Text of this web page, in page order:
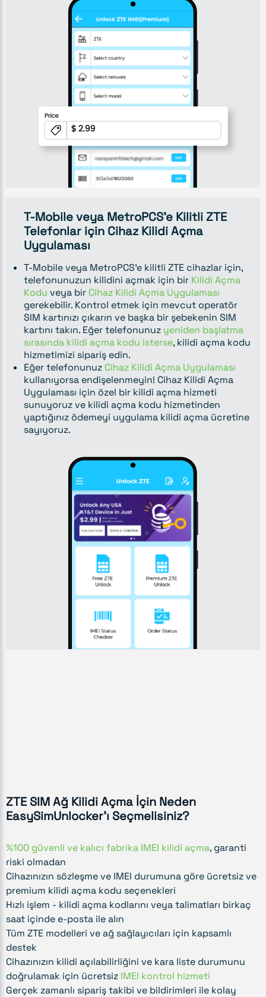
T-Mobile veya MetroPCS'e Kilitli ZTE
Telefonlar için Cihaz Kilidi Açma
Uygulaması
T-Mobile veya MetroPCS'e kilitli ZTE cihazlar için,
telefonunuzun kilidini açmak için bir Kilidi Açma
Kodu veya bir Cihaz Kilidi Açma Uygulaması
gerekebilir. Kontrol etmek için mevcut operatör
SIM kartınızı çıkarın ve başka bir şebekenin SIM
kartını takın. Eğer telefonunuz yeniden başlatma
sırasında kilidi açma kodu isterse, kilidi açma kodu
hizmetimizi sipariş edin.
Eğer telefonunuz Cihaz Kilidi Açma Uygulaması
kullanıyorsa endişelenmeyin! Cihaz Kilidi Açma
Uygulaması için özel bir kilidi açma hizmeti
sunuyoruz ve kilidi açma kodu hizmetinden
yaptığınız ödemeyi uygulama kilidi açma ücretine
sayıyoruz.
ZTE SIM Ağ Kilidi Açma İçin Neden
EasySimUnlocker'ı Seçmelisiniz?
%100 güvenli ve kalıcı fabrika IMEI kilidi açma, garanti
riski olmadan
Cihazınızın sözleşme ve IMEI durumuna göre ücretsiz ve
premium kilidi açma kodu seçenekleri
Hızlı işlem - kilidi açma kodlarını veya talimatları birkaç
saat içinde e-posta ile alın
Tüm ZTE modelleri ve ağ sağlayıcıları için kapsamlı
destek
Cihazınızın kilidi açılabilirliğini ve kara liste durumunu
doğrulamak için ücretsiz IMEI kontrol hizmeti
Gerçek zamanlı sipariş takibi ve bildirimleri ile kolay